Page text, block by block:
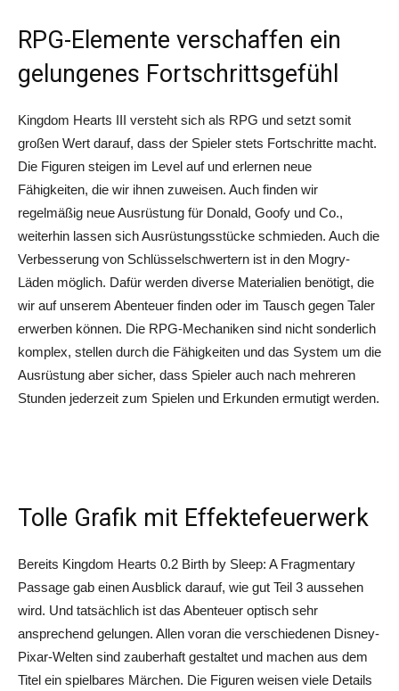
RPG-Elemente verschaffen ein
gelungenes Fortschrittsgefühl
Kingdom Hearts III versteht sich als RPG und setzt somit
großen Wert darauf, dass der Spieler stets Fortschritte macht.
Die Figuren steigen im Level auf und erlernen neue
Fähigkeiten, die wir ihnen zuweisen. Auch finden wir
regelmäßig neue Ausrüstung für Donald, Goofy und Co.,
weiterhin lassen sich Ausrüstungsstücke schmieden. Auch die
Verbesserung von Schlüsselschwertern ist in den Mogry-
Läden möglich. Dafür werden diverse Materialien benötigt, die
wir auf unserem Abenteuer finden oder im Tausch gegen Taler
erwerben können. Die RPG-Mechaniken sind nicht sonderlich
komplex, stellen durch die Fähigkeiten und das System um die
Ausrüstung aber sicher, dass Spieler auch nach mehreren
Stunden jederzeit zum Spielen und Erkunden ermutigt werden.
Tolle Grafik mit Effektefeuerwerk
Bereits Kingdom Hearts 0.2 Birth by Sleep: A Fragmentary
Passage gab einen Ausblick darauf, wie gut Teil 3 aussehen
wird. Und tatsächlich ist das Abenteuer optisch sehr
ansprechend gelungen. Allen voran die verschiedenen Disney-
Pixar-Welten sind zauberhaft gestaltet und machen aus dem
Titel ein spielbares Märchen. Die Figuren weisen viele Details